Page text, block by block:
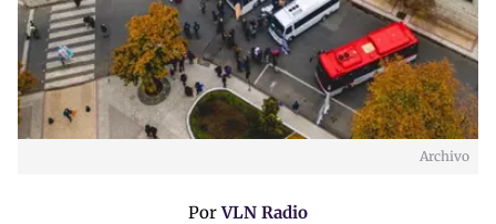
Archivo
PorVLN Radio